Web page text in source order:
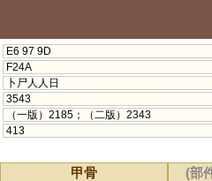
E6 97 9D
F24A
卜尸人人日
3543
（一版）2185；（二版）2343
413
甲骨 (部